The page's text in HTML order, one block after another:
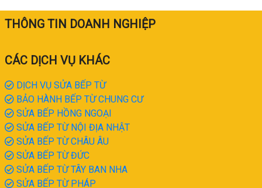
THÔNG TIN DOANH NGHIỆP
CÁC DỊCH VỤ KHÁC
DỊCH VỤ SỬA BẾP TỪ
BẢO HÀNH BẾP TỪ CHUNG CƯ
SỬA BẾP HỒNG NGOẠI
SỬA BẾP TỪ NỘI ĐỊA NHẬT
SỬA BẾP TỪ CHÂU ÂU
SỬA BẾP TỪ ĐỨC
SỬA BẾP TỪ TÂY BAN NHA
SỬA BẾP TỪ PHÁP